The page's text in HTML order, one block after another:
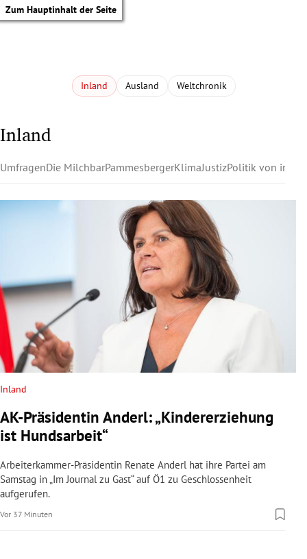
Zum Hauptinhalt der Seite
Untermenü
Untermenü
Untermenü
Untermenü
Untermenü
Untermenü
Untermenü
Inland Ausland Weltchronik
Inland
UmfragenDie MilchbarPammesbergerKlimaJustizPolitik von innen
Inland
AK-Präsidentin Anderl: „Kindererziehung
ist Hundsarbeit“
Arbeiterkammer-Präsidentin Renate Anderl hat ihre Partei am
Samstag in „Im Journal zu Gast“ auf Ö1 zu Geschlossenheit
aufgerufen.
Vor 37 Minuten